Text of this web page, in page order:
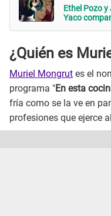
Ethel Pozo
Yaco
¿Quién es
Muriel Mongrut es el
programa "En esta
fría como se la ve en
profesiones que ejerce